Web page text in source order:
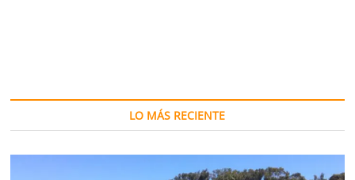
revelan
suelos?
LO MÁS RECIENTE